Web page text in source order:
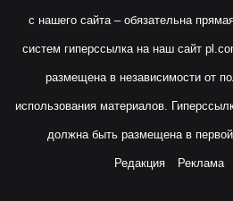
с нашего сайта – обязательна
систем гиперссылка на наш сайт
размещена в независимости от
использования материалов.
должна быть размещена в
Редакция Реклама